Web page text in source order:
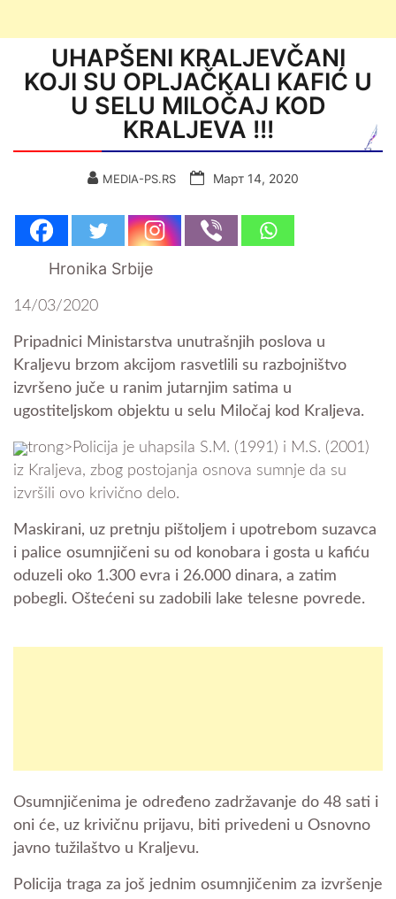
UHAPŠENI KRALJEVČANI
KOJI SU OPLJAČKALI KAFIĆ U
U SELU MILOČAJ KOD
KRALJEVA !!!
MEDIA-PS.RS Март 14, 2020
Hronika Srbije
14/03/2020
Pripadnici Ministarstva unutrašnjih poslova u
Kraljevu brzom akcijom rasvetlili su razbojništvo
izvršeno juče u ranim jutarnjim satima u
ugostiteljskom objektu u selu Miločaj kod Kraljeva.
trong>Policija je uhapsila S.M. (1991) i M.S. (2001)
iz Kraljeva, zbog postojanja osnova sumnje da su
izvršili ovo krivično delo.
Maskirani, uz pretnju pištoljem i upotrebom suzavca
i palice osumnjičeni su od konobara i gosta u kafiću
oduzeli oko 1.300 evra i 26.000 dinara, a zatim
pobegli. Oštećeni su zadobili lake telesne povrede.
Osumnjičenima je određeno zadržavanje do 48 sati i
oni će, uz krivičnu prijavu, biti privedeni u Osnovno
javno tužilaštvo u Kraljevu.
Policija traga za još jednim osumnjičenim za izvršenje